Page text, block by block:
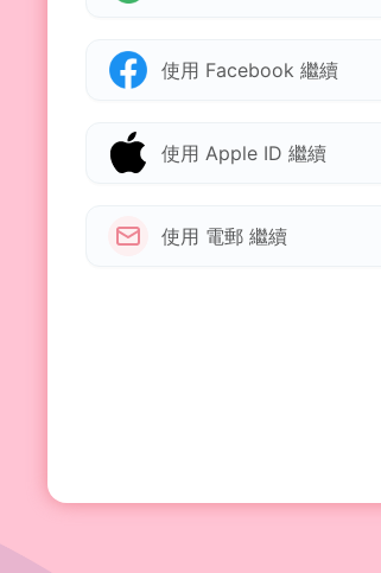
使用 Facebook 繼續
使用 Apple ID 繼續
使用 電郵 繼續